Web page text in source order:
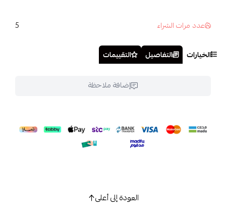
عدد مرات الشراء 5
الخيارات التفاصيل التقييمات
إضافة ملاحظة
العودة إلى أعلى